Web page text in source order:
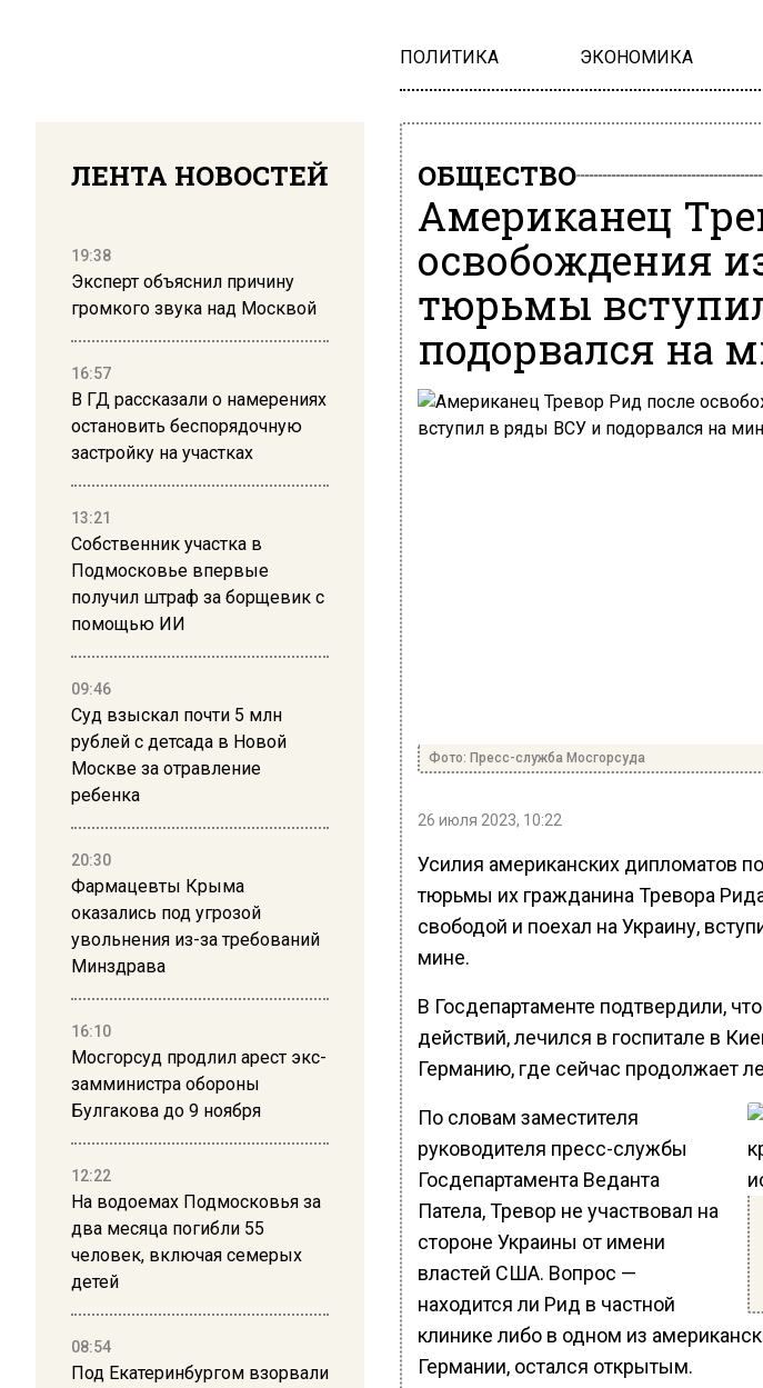
ПОЛИТИКА ЭКОНОМИКА
ЛЕНТА НОВОСТЕЙ
19:38
Эксперт объяснил причину
громкого звука над Москвой
16:57
В ГД рассказали о намерениях
остановить беспорядочную
застройку на участках
13:21
Собственник участка в
Подмосковье впервые
получил штраф за борщевик с
помощью ИИ
09:46
Суд взыскал почти 5 млн
рублей с детсада в Новой
Москве за отравление
ребенка
20:30
Фармацевты Крыма
оказались под угрозой
увольнения из-за требований
Минздрава
16:10
Мосгорсуд продлил арест экс-
замминистра обороны
Булгакова до 9 ноября
12:22
На водоемах Подмосковья за
два месяца погибли 55
человек, включая семерых
детей
08:54
Под Екатеринбургом взорвали
ОБЩЕСТВО
Американец
освобождения
тюрьмы
подорвался на
Фото: Пресс-служба Мосгорсуда
26 июля 2023, 10:22
Усилия американских дипломатов
тюрьмы их гражданина Тревора
свободой и поехал на Украину,
мине.
В Госдепартаменте подтвердили,
действий, лечился в госпитале в
Германию, где сейчас продолжает
По словам заместителя
руководителя пресс-службы
Госдепартамента Веданта
Патела, Тревор не участвовал на
стороне Украины от имени
властей США. Вопрос —
находится ли Рид в частной
клинике либо в одном из
Германии, остался открытым.